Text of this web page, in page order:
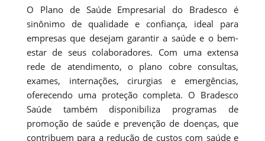
O Plano de Saúde Empresarial do Bradesco é
sinônimo de qualidade e confiança, ideal para
empresas que desejam garantir a saúde e o bem-
estar de seus colaboradores. Com uma extensa
rede de atendimento, o plano cobre consultas,
exames, internações, cirurgias e emergências,
oferecendo uma proteção completa. O Bradesco
Saúde também disponibiliza programas de
promoção de saúde e prevenção de doenças, que
contribuem para a redução de custos com saúde e